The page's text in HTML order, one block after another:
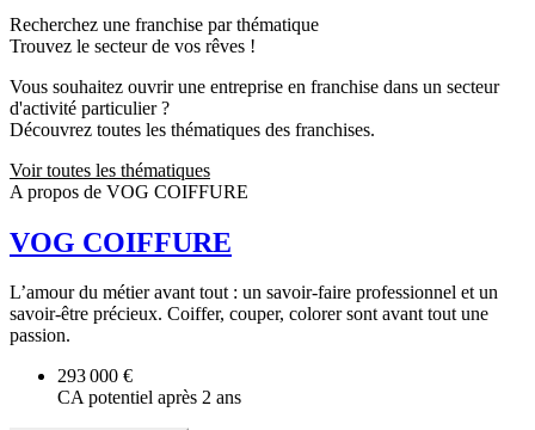
Recherchez une franchise par thématique
Trouvez le secteur de vos rêves !
Vous souhaitez ouvrir une entreprise en franchise dans un secteur
d'activité particulier ?
Découvrez toutes les thématiques des franchises.
Voir toutes les thématiques
A propos de VOG COIFFURE
VOG COIFFURE
L’amour du métier avant tout : un savoir-faire professionnel et un
savoir-être précieux. Coiffer, couper, colorer sont avant tout une
passion.
293 000 €
CA potentiel après 2 ans